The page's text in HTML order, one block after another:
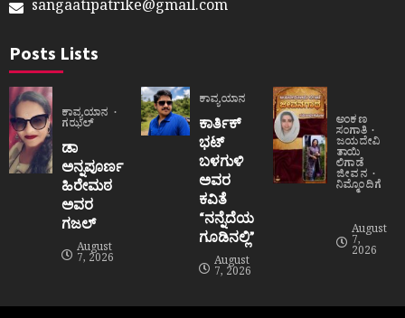
sangaatipatrike@gmail.com
Posts Lists
ಕಾವ್ಯಯಾನ
ಗಝಲ್
ಡಾ
ಅನ್ನಪೂರ್ಣ
ಹಿರೇಮಠ
ಅವರ
ಗಜಲ್
August
7, 2026
ಕಾವ್ಯಯಾನ
ಕಾರ್ತಿಕ್
ಭಟ್
ಬಳಗುಳಿ
ಅವರ
ಕವಿತೆ
“ನನ್ನೆದೆಯ
ಗೂಡಿನಲ್ಲಿ”
August
7, 2026
ಅಂಕಣ
ಸಂಗಾತಿ
ಜಯದೇವಿ
ತಾಯಿ
ಲಿಗಾಡೆ
ಜೀವನ
ನಿಮ್ಮೊಂದಿಗೆ
August
7,
2026